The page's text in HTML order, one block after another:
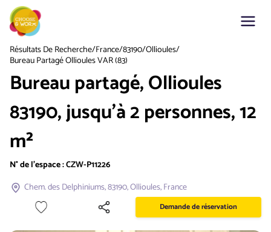
Résultats De Recherche/France/83190/Ollioules/
Bureau Partagé Ollioules VAR (83)
Bureau partagé, Ollioules
83190, jusqu'à 2 personnes, 12
m²
N° de l'espace :CZW-P11226
Chem. des Delphiniums, 83190, Ollioules, France
Demande de réservation